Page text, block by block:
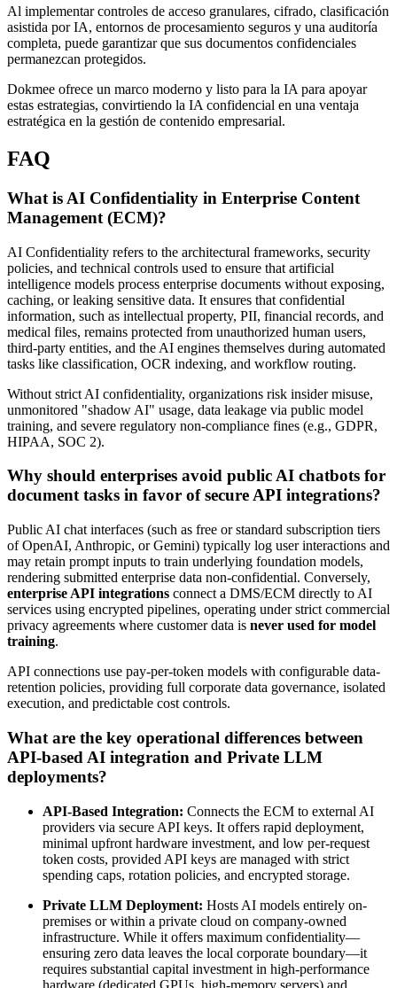
Al implementar controles de acceso granulares, cifrado, clasificación
asistida por IA, entornos de procesamiento seguros y una auditoría
completa, puede garantizar que sus documentos confidenciales
permanezcan protegidos.
Dokmee ofrece un marco moderno y listo para la IA para apoyar
estas estrategias, convirtiendo la IA confidencial en una ventaja
estratégica en la gestión de contenido empresarial.
FAQ
What is AI Confidentiality in Enterprise Content
Management (ECM)?
AI Confidentiality refers to the architectural frameworks, security
policies, and technical controls used to ensure that artificial
intelligence models process enterprise documents without exposing,
caching, or leaking sensitive data. It ensures that confidential
information, such as intellectual property, PII, financial records, and
medical files, remains protected from unauthorized human users,
third-party entities, and the AI engines themselves during automated
tasks like classification, OCR indexing, and workflow routing.
Without strict AI confidentiality, organizations risk insider misuse,
unmonitored "shadow AI" usage, data leakage via public model
training, and severe regulatory non-compliance fines (e.g., GDPR,
HIPAA, SOC 2).
Why should enterprises avoid public AI chatbots for
document tasks in favor of secure API integrations?
Public AI chat interfaces (such as free or standard subscription tiers
of OpenAI, Anthropic, or Gemini) typically log user interactions and
may retain prompt inputs to train underlying foundation models,
rendering submitted enterprise data non-confidential. Conversely,
enterprise API integrations connect a DMS/ECM directly to AI
services using encrypted pipelines, operating under strict commercial
privacy agreements where customer data is never used for model
training.
API connections use pay-per-token models with configurable data-
retention policies, providing full corporate data governance, isolated
execution, and predictable cost controls.
What are the key operational differences between
API-based AI integration and Private LLM
deployments?
API-Based Integration: Connects the ECM to external AI
providers via secure API keys. It offers rapid deployment,
minimal upfront hardware investment, and low per-request
token costs, provided API keys are managed with strict
spending caps, rotation policies, and encrypted storage.
Private LLM Deployment: Hosts AI models entirely on-
premises or within a private cloud on company-owned
infrastructure. While it offers maximum confidentiality—
ensuring zero data leaves the local corporate boundary—it
requires substantial capital investment in high-performance
hardware (dedicated GPUs, high-memory servers) and